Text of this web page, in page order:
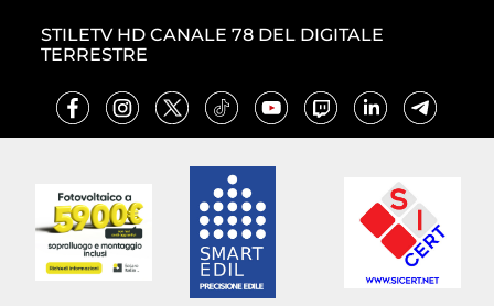
STILETV HD CANALE 78 DEL DIGITALE
TERRESTRE